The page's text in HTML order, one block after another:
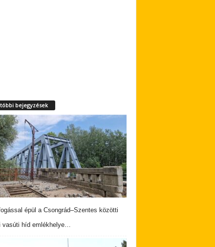
bejegyzések
épül a Csongrád–Szentes közötti
vasúti híd emlékhelye…